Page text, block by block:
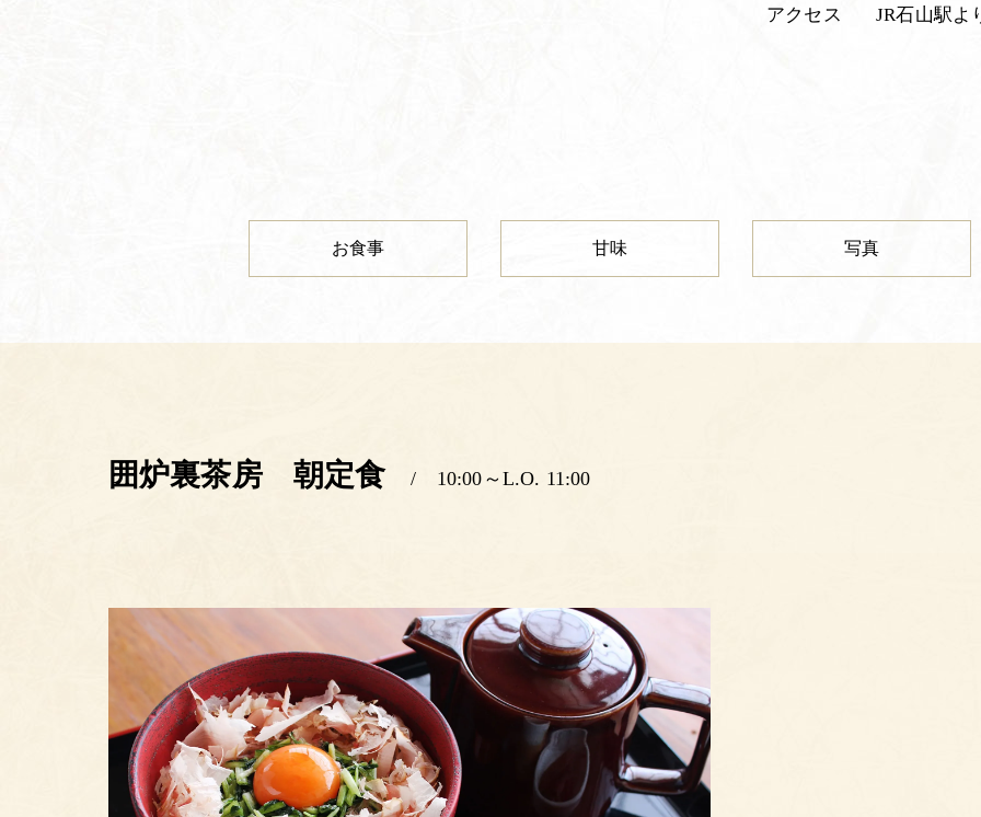
アクセス
JR石山駅よ
お食事 甘味 写真
囲炉裏茶房 朝定食 10:00～L.O. 11:00